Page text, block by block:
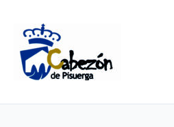
contenido